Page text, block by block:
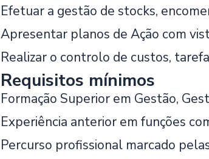
Efetuar a gestão de stocks,
Apresentar planos de Ação com
Realizar o controlo de custos,
Requisitos mínimos
Formação Superior em Gestão,
Experiência anterior em funções
Percurso profissional marcado